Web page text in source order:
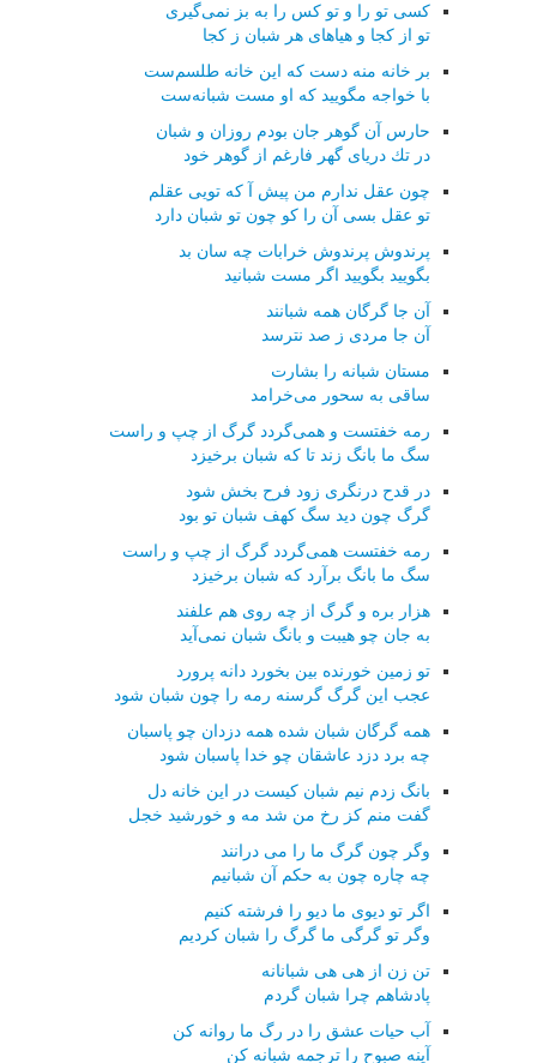
كسی تو را و تو كس را به بز نمی‌گیری
تو از كجا و هیاهای هر شبان ز كجا
بر خانه منه دست كه این خانه طلسم‌ست
با خواجه مگویید كه او مست شبانه‌ست
حارس آن گوهر جان بودم روزان و شبان
در تك دریای گهر فارغم از گوهر خود
چون عقل ندارم من پیش آ كه تویی عقلم
تو عقل بسی آن را كو چون تو شبان دارد
پرندوش پرندوش خرابات چه سان بد
بگویید بگویید اگر مست شبانید
آن جا گرگان همه شبانند
آن جا مردی ز صد نترسد
مستان شبانه را بشارت
ساقی به سحور می‌خرامد
رمه خفتست و همی‌گردد گرگ از چپ و راست
سگ ما بانگ زند تا كه شبان برخیزد
در قدح درنگری زود فرح بخش شود
گرگ چون دید سگ كهف شبان تو بود
رمه خفتست همی‌گردد گرگ از چپ و راست
سگ ما بانگ برآرد كه شبان برخیزد
هزار بره و گرگ از چه روی هم علفند
به جان چو هیبت و بانگ شبان نمی‌آید
تو زمین خورنده بین بخورد دانه پرورد
عجب این گرگ گرسنه رمه را چون شبان شود
همه گرگان شبان شده همه دزدان چو پاسبان
چه برد دزد عاشقان چو خدا پاسبان شود
بانگ زدم نیم شبان كیست در این خانه دل
گفت منم كز رخ من شد مه و خورشید خجل
وگر چون گرگ ما را می درانند
چه چاره چون به حكم آن شبانیم
اگر تو دیوی ما دیو را فرشته كنیم
وگر تو گرگی ما گرگ را شبان كردیم
تن زن از هی هی شبانانه
پادشاهم چرا شبان گردم
آب حیات عشق را در رگ ما روانه كن
آینه صبوح را ترجمه شبانه كن